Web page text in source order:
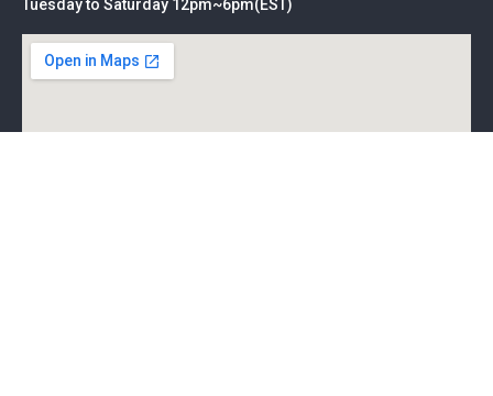
Tuesday to Saturday 12pm~6pm(EST)